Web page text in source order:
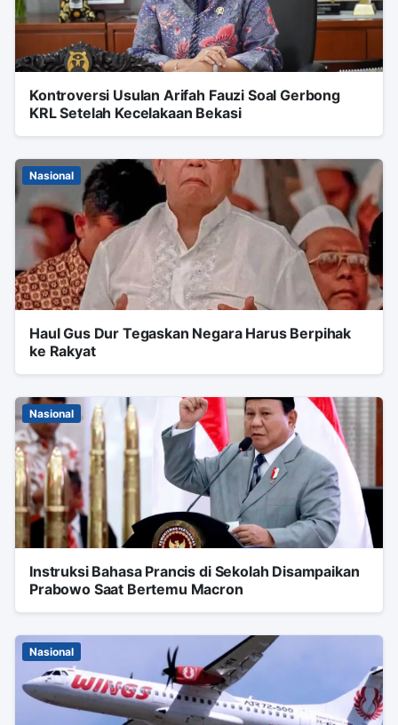
Kontroversi Usulan Arifah Fauzi Soal Gerbong
KRL Setelah Kecelakaan Bekasi
Nasional
Haul Gus Dur Tegaskan Negara Harus Berpihak
ke Rakyat
Nasional
Instruksi Bahasa Prancis di Sekolah Disampaikan
Prabowo Saat Bertemu Macron
Nasional